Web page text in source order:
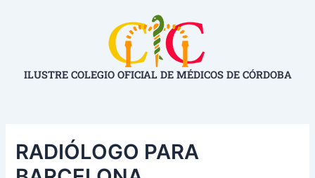
ILUSTRE COLEGIO OFICIAL DE MÉDICOS DE CÓRDOBA
RADIÓLOGO PARA